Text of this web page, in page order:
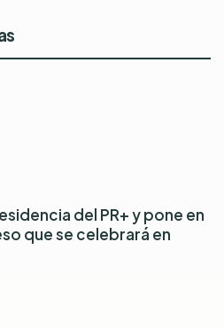
del PR+ y pone en
que se celebrará en